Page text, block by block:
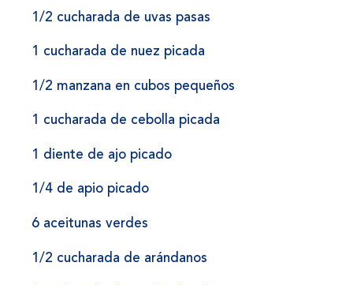
1/2 cucharada de uvas pasas
1 cucharada de nuez picada
1/2 manzana en cubos pequeños
1 cucharada de cebolla picada
1 diente de ajo picado
1/4 de apio picado
6 aceitunas verdes
1/2 cucharada de arándanos